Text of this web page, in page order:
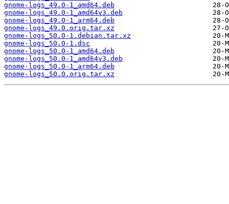
gnome-logs_49.0-1_amd64.deb
gnome-logs_49.0-1_amd64v3.deb
gnome-logs_49.0-1_arm64.deb
gnome-logs_49.0.orig.tar.xz
gnome-logs_50.0-1.debian.tar.xz
gnome-logs_50.0-1.dsc
gnome-logs_50.0-1_amd64.deb
gnome-logs_50.0-1_amd64v3.deb
gnome-logs_50.0-1_arm64.deb
gnome-logs_50.0.orig.tar.xz